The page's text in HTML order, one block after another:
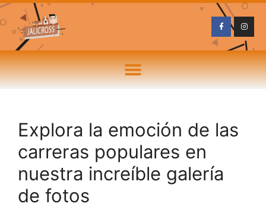
Explora la emoción de las
carreras populares en
nuestra increíble galería
de fotos